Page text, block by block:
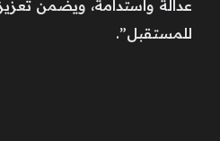
عدالة واستدامة، ويضمن
للمستقبل”.